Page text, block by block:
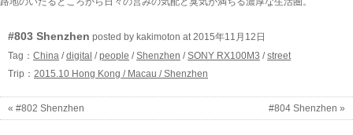
#803 Shenzhen posted by kakimoton at 2015年11月12日
Tag： China /digital /people /Shenzhen /SONY RX100M3 /street
Trip： 2015.10 Hong Kong / Macau / Shenzhen
« #802 Shenzhen #804 Shenzhen »